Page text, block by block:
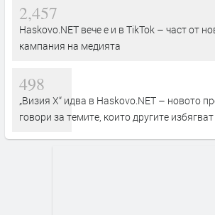
2,457
Haskovo.NET вече е и в TikTok – част от
кампания на медията
498
„Визия Х“ идва в Haskovo.NET – новото
говори за темите, които другите избягват